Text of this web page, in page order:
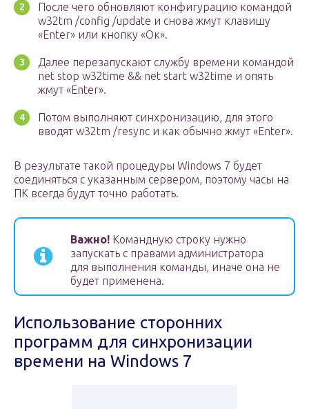
После чего обновляют конфигурацию командой
w32tm /config /update и снова жмут клавишу
«Enter» или кнопку «Ок».
Далее перезапускают службу времени командой
net stop w32time && net start w32time и опять
жмут «Enter».
Потом выполняют синхронизацию, для этого
вводят w32tm /resync и как обычно жмут «Enter».
В результате такой процедуры Windows 7 будет
соединяться с указанным сервером, поэтому часы на
ПК всегда будут точно работать.
Важно! Командную строку нужно
запускать с правами администратора
для выполнения команды, иначе она не
будет применена.
Использование сторонних
программ для синхронизации
времени на Windows 7